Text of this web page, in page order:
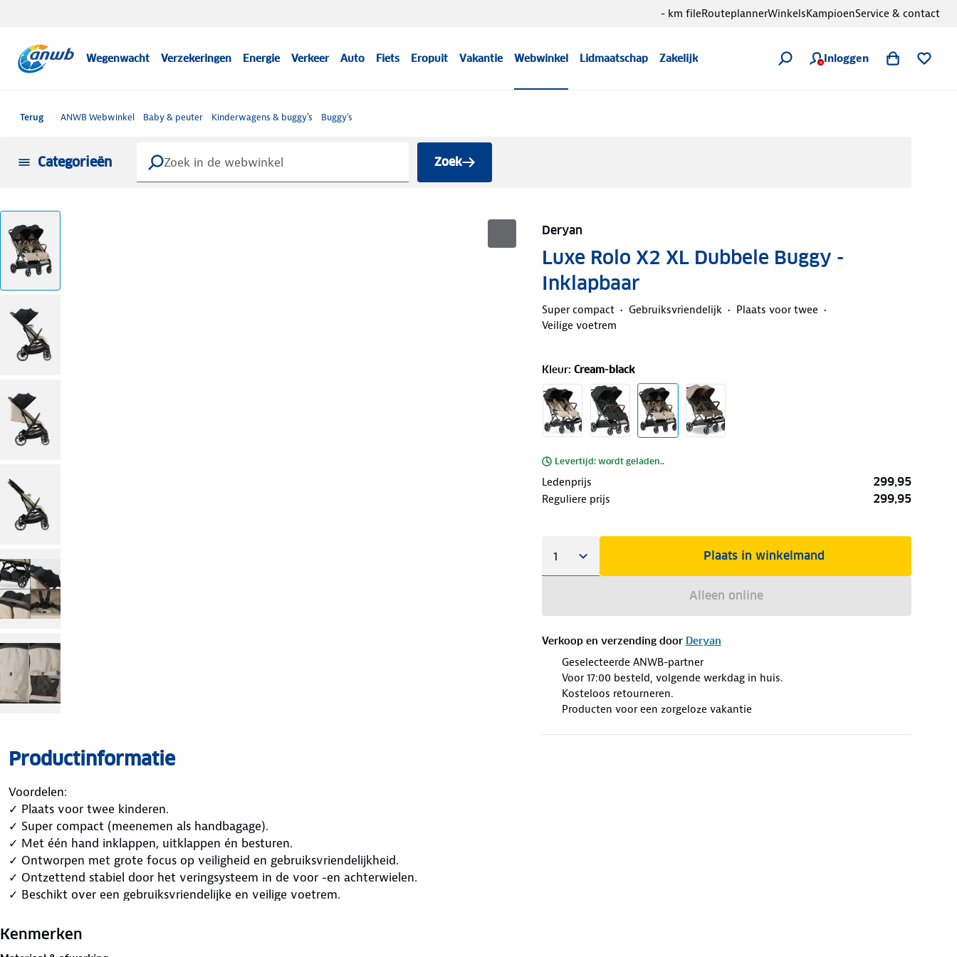
Wegenwacht Verzekeringen Energie Verkeer Auto Fiets Eropuit Vakantie Webwinkel Lidmaatschap Zakelijk Inloggen
- km fileRouteplannerWinkelsKampioenService & contact
Terug ANWB Webwinkel Baby & peuter Kinderwagens & buggy's Buggy's
Categorieën Zoek
Deryan
Luxe Rolo X2 XL Dubbele Buggy -
Inklapbaar
Super compact Gebruiksvriendelijk
Plaats voor twee
Veilige voetrem
Kleur: Cream-black
Levertijd: wordt geladen..
Ledenprijs 299,95
Reguliere prijs 299,95
Plaats in winkelmand
Alleen online
Verkoop en verzending door Deryan
Geselecteerde ANWB-partner
Voor 17:00 besteld, volgende werkdag in huis.
Kosteloos retourneren.
Producten voor een zorgeloze vakantie
Productinformatie
Voordelen:
✓ Plaats voor twee kinderen.
✓ Super compact (meenemen als handbagage).
✓ Met één hand inklappen, uitklappen én besturen.
✓ Ontworpen met grote focus op veiligheid en gebruiksvriendelijkheid.
✓ Ontzettend stabiel door het veringsysteem in de voor -en achterwielen.
✓ Beschikt over een gebruiksvriendelijke en veilige voetrem.
Kenmerken